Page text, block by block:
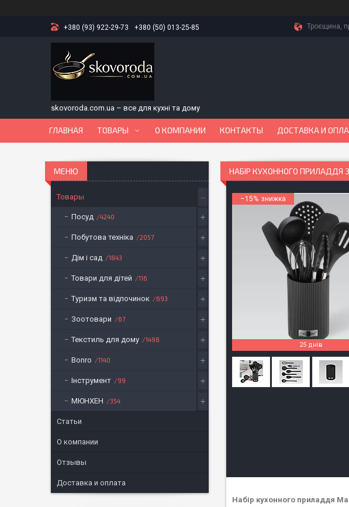
+380 (93) 922-29-73 +380 (50) 013-25-85 Троєщина,
skovoroda.com.ua – все для кухні та дому
ГЛАВНАЯ ТОВАРЫ О КОМПАНИИ КОНТАКТЫ ДОСТАВКА И
НАБІР КУХОННОГО ПРИЛАДДЯ З
–15%
25 днів
Набір кухонного приладдя
Товары
Посуд 4240
Побутова техніка 2057
Дім і сад 1843
Товари для дітей 116
Туризм та відпочинок 693
Зоотовари 67
Текстиль для дому 1498
Bonro 1140
Інструмент 99
МЮНХЕН 354
Статьи
О компании
Отзывы
Доставка и оплата